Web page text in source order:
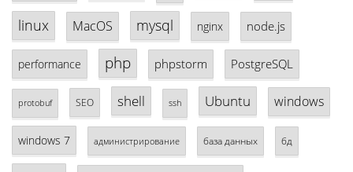
linux MacOS mysql nginx node.js
performance php phpstorm PostgreSQL
protobuf SEO shell ssh Ubuntu windows
windows 7 администрирование база данных бд